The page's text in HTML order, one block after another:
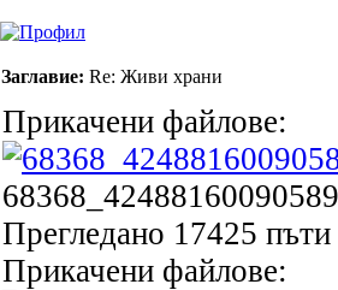
Заглавие: Re: Живи храни
Прикачени файлове:
Прегледано 17425
Прикачени файлове: